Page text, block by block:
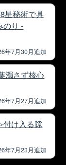
星秘術で具
のり -
年7月30月追加
濁さず核心
年7月27月追加
け入る隙
年7月23月追加